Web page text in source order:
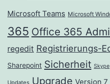
Microsoft Teams Microsoft
365 Office 365
regedit Registrierungs-
Sharepoint Sicherheit Skype
Upgrade Version 7